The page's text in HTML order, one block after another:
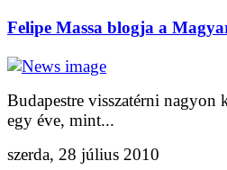
Felipe Massa blogja a
Budapestre visszatérni nagyon
egy éve, mint...
szerda, 28 július 2010